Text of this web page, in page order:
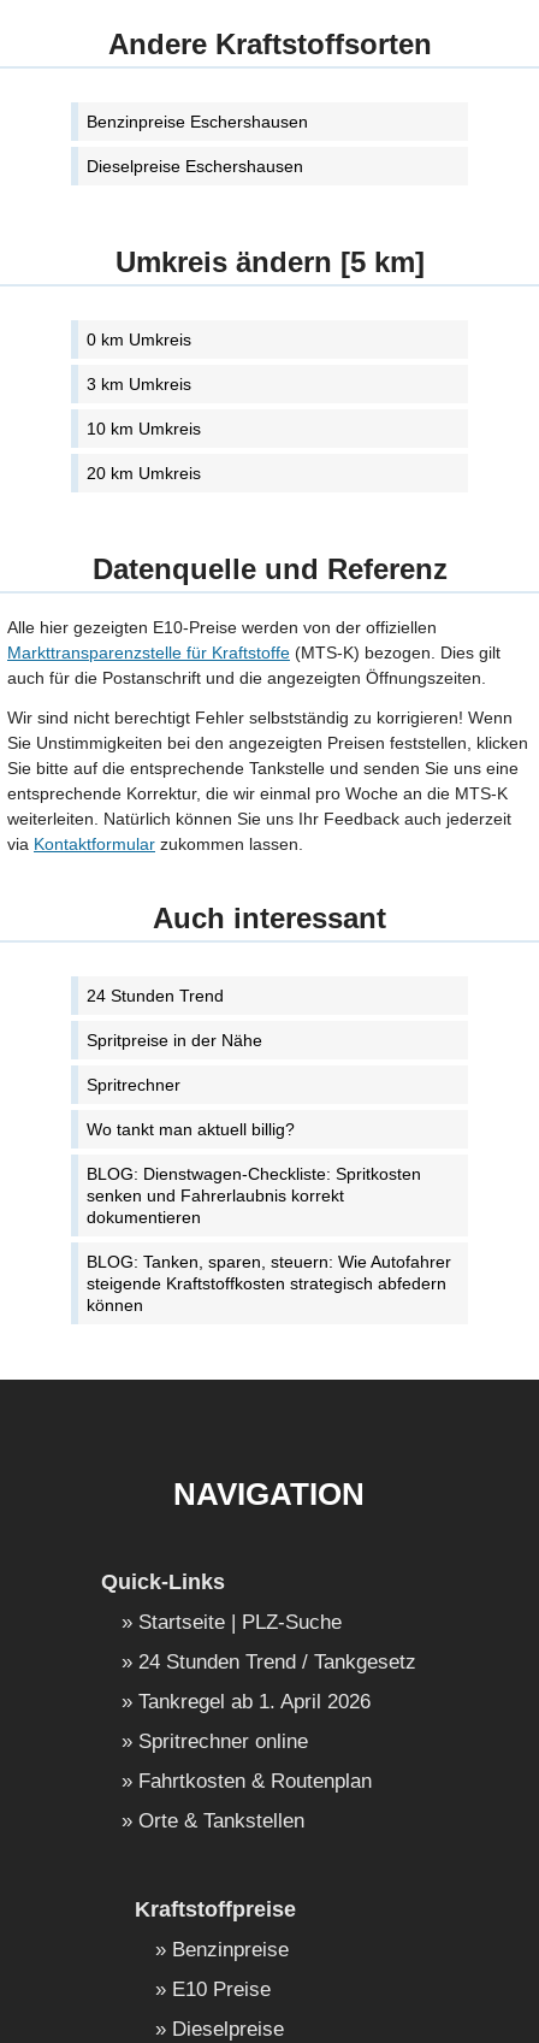
Andere Kraftstoffsorten
Benzinpreise Eschershausen
Dieselpreise Eschershausen
Umkreis ändern [5 km]
0 km Umkreis
3 km Umkreis
10 km Umkreis
20 km Umkreis
Datenquelle und Referenz
Alle hier gezeigten E10-Preise werden von der offiziellen
Markttransparenzstelle für Kraftstoffe (MTS-K) bezogen. Dies gilt
auch für die Postanschrift und die angezeigten Öffnungszeiten.
Wir sind nicht berechtigt Fehler selbstständig zu korrigieren! Wenn
Sie Unstimmigkeiten bei den angezeigten Preisen feststellen, klicken
Sie bitte auf die entsprechende Tankstelle und senden Sie uns eine
entsprechende Korrektur, die wir einmal pro Woche an die MTS-K
weiterleiten. Natürlich können Sie uns Ihr Feedback auch jederzeit
via Kontaktformular zukommen lassen.
Auch interessant
24 Stunden Trend
Spritpreise in der Nähe
Spritrechner
Wo tankt man aktuell billig?
BLOG: Dienstwagen-Checkliste: Spritkosten
senken und Fahrerlaubnis korrekt
dokumentieren
BLOG: Tanken, sparen, steuern: Wie Autofahrer
steigende Kraftstoffkosten strategisch abfedern
können
NAVIGATION
Quick-Links
Startseite | PLZ-Suche
24 Stunden Trend / Tankgesetz
Tankregel ab 1. April 2026
Spritrechner online
Fahrtkosten & Routenplan
Orte & Tankstellen
Kraftstoffpreise
Benzinpreise
E10 Preise
Dieselpreise